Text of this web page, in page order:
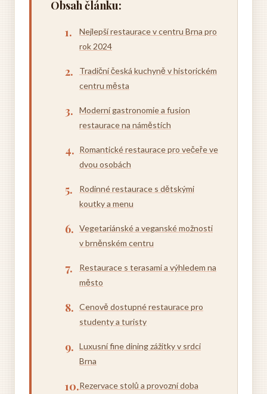
Obsah článku:
Nejlepší restaurace v centru Brna pro
rok 2024
Tradiční česká kuchyně v historickém
centru města
Moderní gastronomie a fusion
restaurace na náměstích
Romantické restaurace pro večeře ve
dvou osobách
Rodinné restaurace s dětskými
koutky a menu
Vegetariánské a veganské možnosti
v brněnském centru
Restaurace s terasami a výhledem na
město
Cenově dostupné restaurace pro
studenty a turisty
Luxusní fine dining zážitky v srdci
Brna
Rezervace stolů a provozní doba